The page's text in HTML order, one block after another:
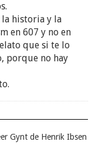
la historia y la
en 607 y no en
que si te lo
porque no hay
Gynt de Henrik Ibsen